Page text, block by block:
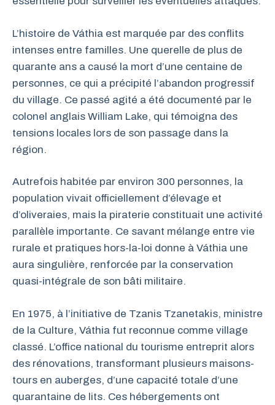
L’histoire de Váthia est marquée par des conflits
intenses entre familles. Une querelle de plus de
quarante ans a causé la mort d’une centaine de
personnes, ce qui a précipité l’abandon progressif
du village. Ce passé agité a été documenté par le
colonel anglais William Lake, qui témoigna des
tensions locales lors de son passage dans la
région.
Autrefois habitée par environ 300 personnes, la
population vivait officiellement d’élevage et
d’oliveraies, mais la piraterie constituait une activité
parallèle importante. Ce savant mélange entre vie
rurale et pratiques hors-la-loi donne à Váthia une
aura singulière, renforcée par la conservation
quasi-intégrale de son bâti militaire.
En 1975, à l’initiative de Tzanis Tzanetakis, ministre
de la Culture, Váthia fut reconnue comme village
classé. L’office national du tourisme entreprit alors
des rénovations, transformant plusieurs maisons-
tours en auberges, d’une capacité totale d’une
quarantaine de lits. Ces hébergements ont